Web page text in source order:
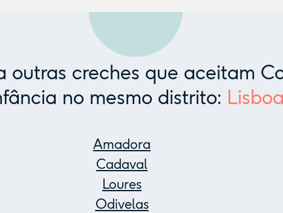
outras creches que aceitam
no mesmo distrito: Lisboa
Amadora
Cadaval
Loures
Odivelas